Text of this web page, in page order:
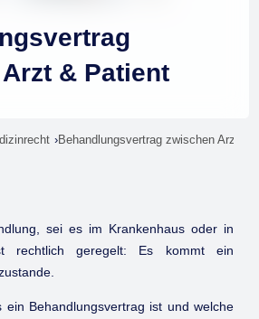
& Patient
Behandlungsvertrag zwischen Arzt &
sei es im Krankenhaus oder in
rechtlich geregelt: Es kommt ein
ein Behandlungsvertrag ist und welche